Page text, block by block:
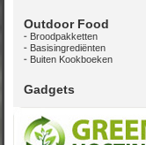
Outdoor Food
Broodpakketten
Basisingrediënten
Buiten Kookboeken
Gadgets